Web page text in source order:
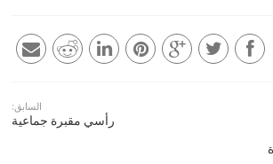
السابق:
رأسي مقبرة جماعية